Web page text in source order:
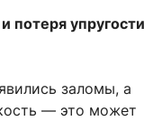
потеря упругости
заломы, а
— это может